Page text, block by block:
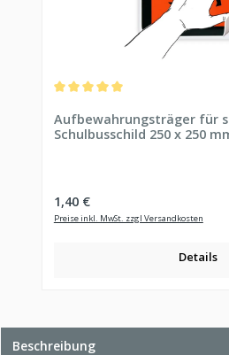
Aufbewahrungsträger für
Schulbusschild 250 x 250
Regulärer Preis:
1,40 €
Preise inkl. MwSt. zzgl Versandkosten
Details
Beschreibung